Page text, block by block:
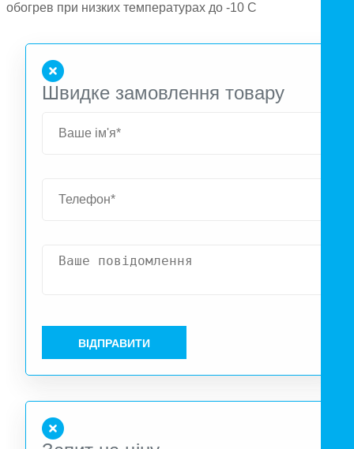
обогрев при низких температурах до -10 С
Швидке замовлення товару
ВІДПРАВИТИ